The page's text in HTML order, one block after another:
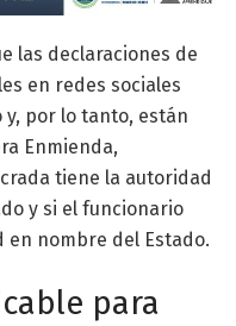
las declaraciones de
en redes sociales
por lo tanto, están
Enmienda,
tiene la autoridad
y si el funcionario
nombre del Estado.
para